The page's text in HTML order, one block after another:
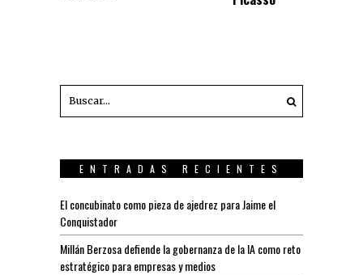
ENTRADAS RECIENTES
El concubinato como pieza de ajedrez para Jaime el
Conquistador
Millán Berzosa defiende la gobernanza de la IA como reto
estratégico para empresas y medios